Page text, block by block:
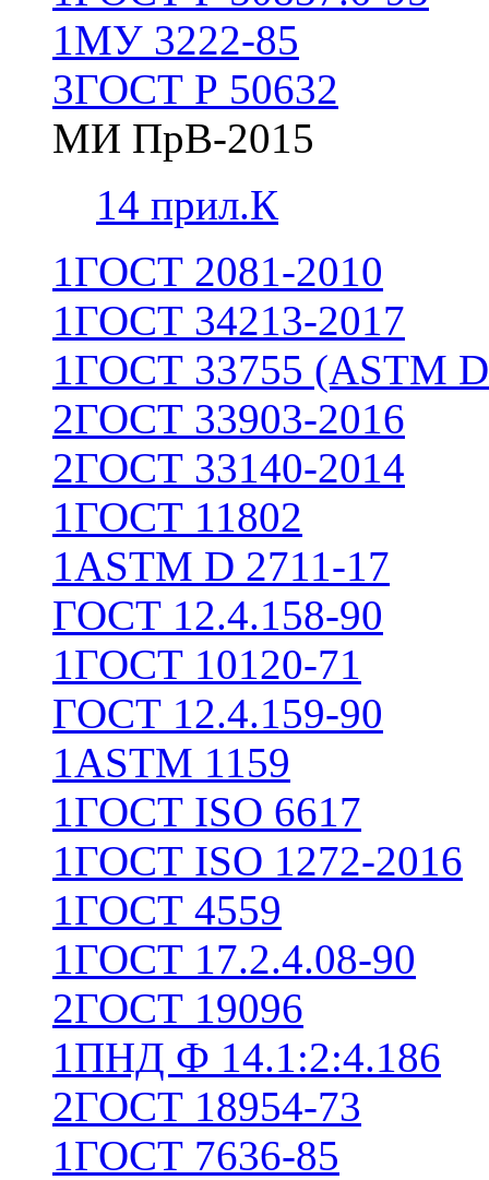
1МУ 3222-85
3ГОСТ Р 50632
МИ ПрВ-2015
14 прил.К
1ГОСТ 2081-2010
1ГОСТ 34213-2017
1ГОСТ 33755 (ASTM
2ГОСТ 33903-2016
2ГОСТ 33140-2014
1ГОСТ 11802
1ASTM D 2711-17
ГОСТ 12.4.158-90
1ГОСТ 10120-71
ГОСТ 12.4.159-90
1ASTM 1159
1ГОСТ ISO 6617
1ГОСТ ISO 1272-2016
1ГОСТ 4559
1ГОСТ 17.2.4.08-90
2ГОСТ 19096
1ПНД Ф 14.1:2:4.186
2ГОСТ 18954-73
1ГОСТ 7636-85